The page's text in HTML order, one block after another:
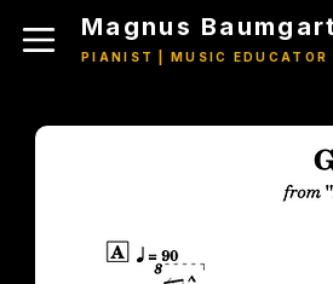
Magnus
PIANIST | MUSIC EDUCATOR